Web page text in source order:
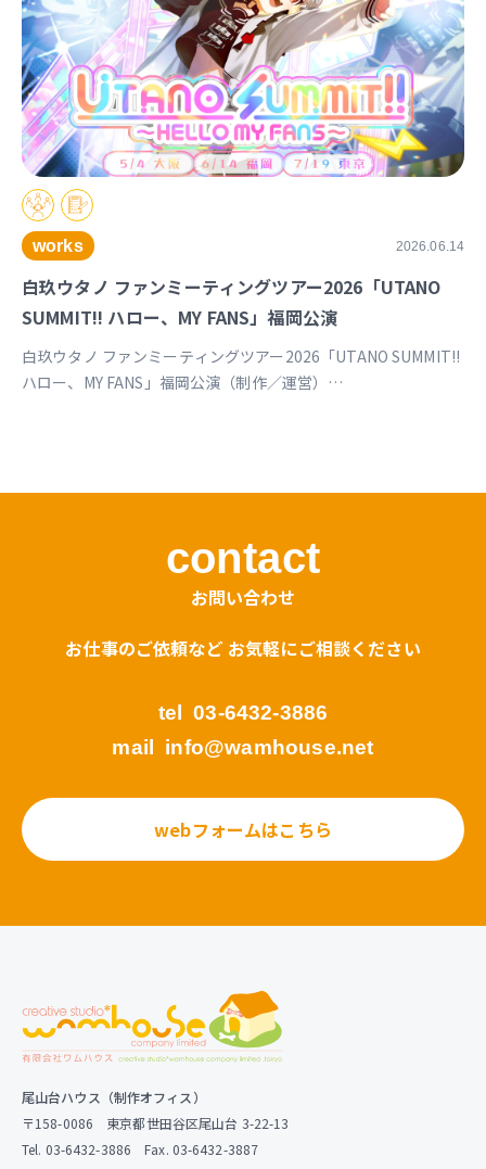
works 2026.06.14
白玖ウタノ ファンミーティングツアー2026「UTANO
SUMMIT!! ハロー、MY FANS」福岡公演
白玖ウタノ ファンミーティングツアー2026「UTANO SUMMIT!!
ハロー、MY FANS」福岡公演（制作／運営）
contact
お問い合わせ
お仕事のご依頼など お気軽にご相談ください
tel
03-6432-3886
mail
info@wamhouse.net
webフォームはこちら
尾山台ハウス（制作オフィス）
〒158-0086 東京都世田谷区尾山台 3-22-13
Tel. 03-6432-3886 Fax. 03-6432-3887